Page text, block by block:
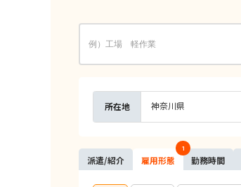
所在地 神奈川県
派遣/紹介 雇用形態
1
勤務時間